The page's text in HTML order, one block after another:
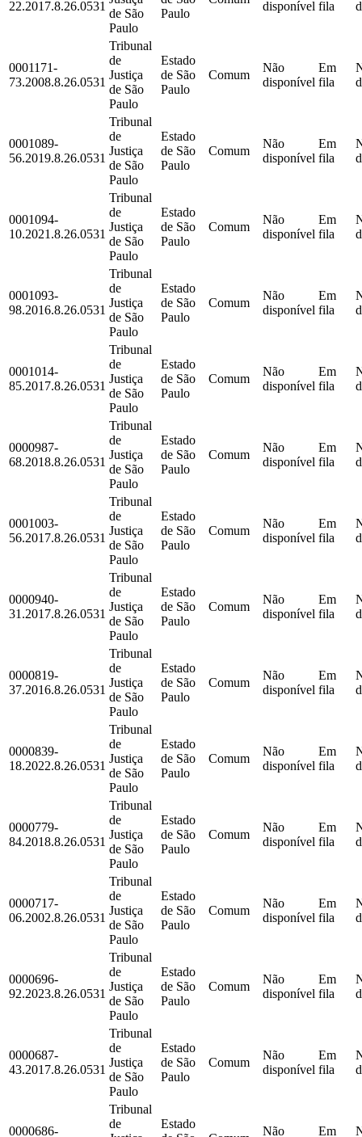
22.2017.8.26.0531
de São
Paulo
Paulo
disponível fila
0001171-
73.2008.8.26.0531
Tribunal
de
Justiça
de São
Paulo
Estado
de São
Paulo
Comum
Não
disponível
Em
fila
0001089-
56.2019.8.26.0531
Tribunal
de
Justiça
de São
Paulo
Estado
de São
Paulo
Comum
Não
disponível
Em
fila
0001094-
10.2021.8.26.0531
Tribunal
de
Justiça
de São
Paulo
Estado
de São
Paulo
Comum
Não
disponível
Em
fila
0001093-
98.2016.8.26.0531
Tribunal
de
Justiça
de São
Paulo
Estado
de São
Paulo
Comum
Não
disponível
Em
fila
0001014-
85.2017.8.26.0531
Tribunal
de
Justiça
de São
Paulo
Estado
de São
Paulo
Comum
Não
disponível
Em
fila
0000987-
68.2018.8.26.0531
Tribunal
de
Justiça
de São
Paulo
Estado
de São
Paulo
Comum
Não
disponível
Em
fila
0001003-
56.2017.8.26.0531
Tribunal
de
Justiça
de São
Paulo
Estado
de São
Paulo
Comum
Não
disponível
Em
fila
0000940-
31.2017.8.26.0531
Tribunal
de
Justiça
de São
Paulo
Estado
de São
Paulo
Comum
Não
disponível
Em
fila
0000819-
37.2016.8.26.0531
Tribunal
de
Justiça
de São
Paulo
Estado
de São
Paulo
Comum
Não
disponível
Em
fila
0000839-
18.2022.8.26.0531
Tribunal
de
Justiça
de São
Paulo
Estado
de São
Paulo
Comum
Não
disponível
Em
fila
0000779-
84.2018.8.26.0531
Tribunal
de
Justiça
de São
Paulo
Estado
de São
Paulo
Comum
Não
disponível
Em
fila
0000717-
06.2002.8.26.0531
Tribunal
de
Justiça
de São
Paulo
Estado
de São
Paulo
Comum
Não
disponível
Em
fila
0000696-
92.2023.8.26.0531
Tribunal
de
Justiça
de São
Paulo
Estado
de São
Paulo
Comum
Não
disponível
Em
fila
0000687-
43.2017.8.26.0531
Tribunal
de
Justiça
de São
Paulo
Estado
de São
Paulo
Comum
Não
disponível
Em
fila
0000686-
Tribunal
de
Estado
Não Em